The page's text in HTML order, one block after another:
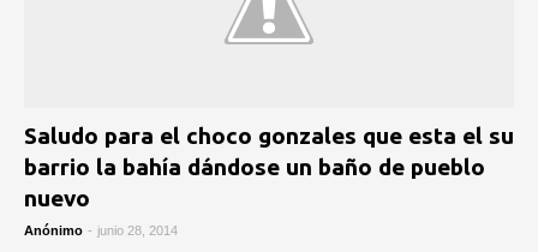
Saludo para el choco gonzales que esta el su
barrio la bahía dándose un baño de pueblo
nuevo
Anónimo - junio 28, 2014